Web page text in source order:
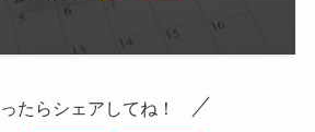
たらシェアしてね！